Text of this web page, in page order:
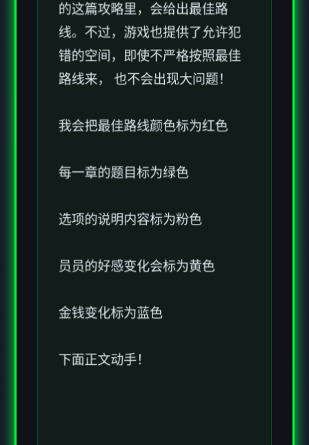
错的空间，即使不严格按照最佳
路线来， 也不会出现大问题！
我会把最佳路线颜色标为红色
每一章的题目标为绿色
选项的说明内容标为粉色
员员的好感变化会标为黄色
金钱变化标为蓝色
下面正文动手！